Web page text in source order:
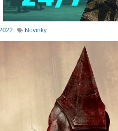
Novinky